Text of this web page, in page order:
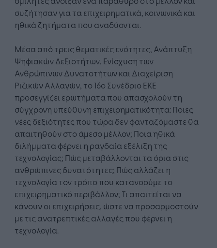
συζήτησαν για τα επιχειρηματικά, κοινωνικά και
ηθικά ζητήματα που αναδύονται.
Μέσα από τρεις θεματικές ενότητες, Ανάπτυξη
Ψηφιακών Δεξιοτήτων, Ενίσχυση των
Ανθρώπινων Δυνατοτήτων και Διαχείριση
Ριζικών Αλλαγών, το 16ο Συνέδριο ΕΚΕ
προσεγγίζει ερωτήματα που απασχολούν τη
σύγχρονη υπεύθυνη επιχειρηματικότητα: Ποιες
νέες δεξιότητες που τώρα δεν φανταζόμαστε θα
απαιτηθούν στο άμεσο μέλλον; Ποια ηθικά
διλήμματα φέρνει η ραγδαία εξέλιξη της
τεχνολογίας; Πώς μεταβάλλονται τα όρια στις
ανθρώπινες δυνατότητες; Πώς αλλάζει η
τεχνολογία τον τρόπο που κατανοούμε το
επιχειρηματικό περιβάλλον; Τι απαιτείται να
κάνουν οι επιχειρήσεις, ώστε να προσαρμοστούν
με τις ανατρεπτικές αλλαγές που φέρνει η
τεχνολογία.